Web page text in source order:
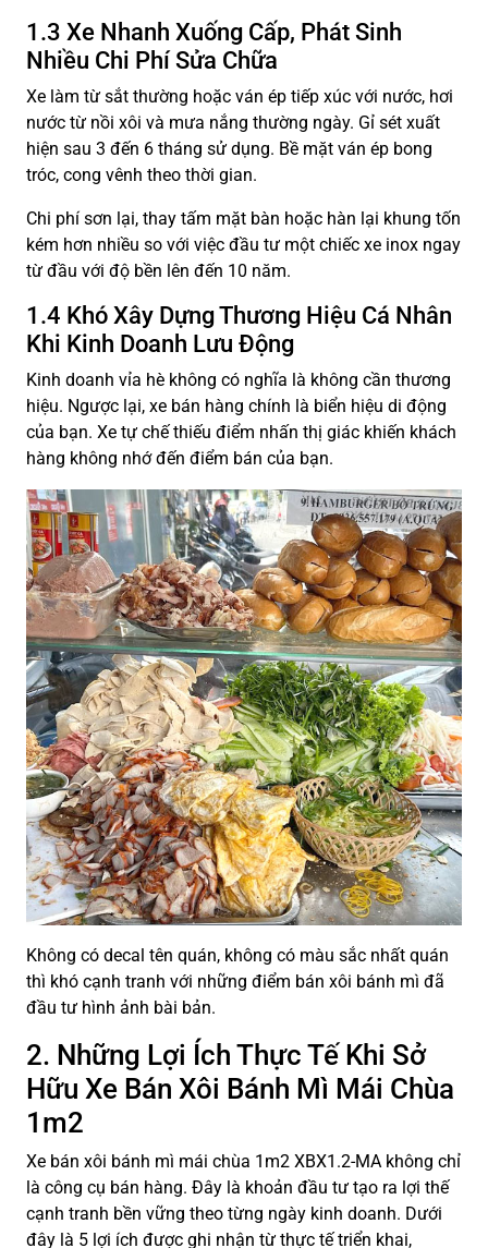
1.3 Xe Nhanh Xuống Cấp, Phát Sinh
Nhiều Chi Phí Sửa Chữa
Xe làm từ sắt thường hoặc ván ép tiếp xúc với nước, hơi
nước từ nồi xôi và mưa nắng thường ngày. Gỉ sét xuất
hiện sau 3 đến 6 tháng sử dụng. Bề mặt ván ép bong
tróc, cong vênh theo thời gian.
Chi phí sơn lại, thay tấm mặt bàn hoặc hàn lại khung tốn
kém hơn nhiều so với việc đầu tư một chiếc xe inox ngay
từ đầu với độ bền lên đến 10 năm.
1.4 Khó Xây Dựng Thương Hiệu Cá Nhân
Khi Kinh Doanh Lưu Động
Kinh doanh vỉa hè không có nghĩa là không cần thương
hiệu. Ngược lại, xe bán hàng chính là biển hiệu di động
của bạn. Xe tự chế thiếu điểm nhấn thị giác khiến khách
hàng không nhớ đến điểm bán của bạn.
Không có decal tên quán, không có màu sắc nhất quán
thì khó cạnh tranh với những điểm bán xôi bánh mì đã
đầu tư hình ảnh bài bản.
2. Những Lợi Ích Thực Tế Khi Sở
Hữu Xe Bán Xôi Bánh Mì Mái Chùa
1m2
Xe bán xôi bánh mì mái chùa 1m2 XBX1.2-MA không chỉ
là công cụ bán hàng. Đây là khoản đầu tư tạo ra lợi thế
cạnh tranh bền vững theo từng ngày kinh doanh. Dưới
đây là 5 lợi ích được ghi nhận từ thực tế triển khai,